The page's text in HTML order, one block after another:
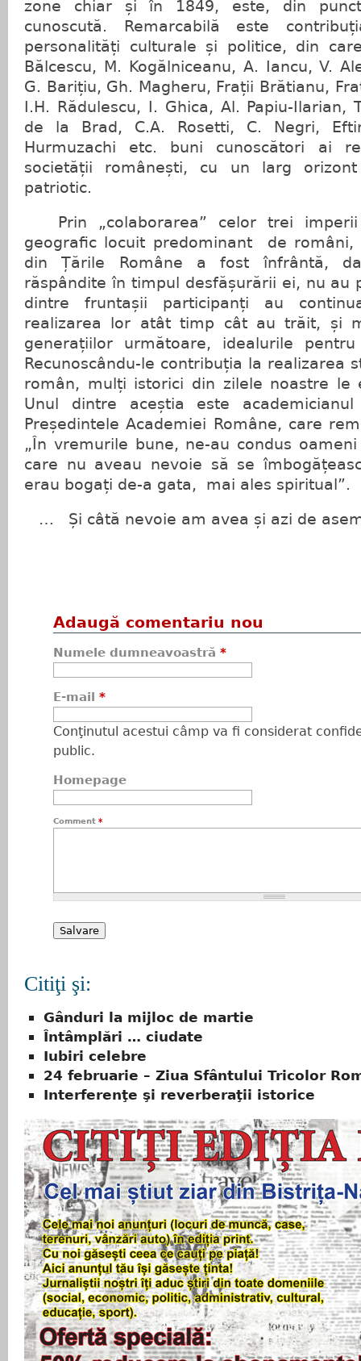
zone chiar și în 1849, este, din
cunoscută. Remarcabilă este
personalități culturale și politice, din
Bălcescu, M. Kogălniceanu, A. Iancu, V.
G. Barițiu, Gh. Magheru, Frații Brătianu,
I.H. Rădulescu, I. Ghica, Al. Papiu-
de la Brad, C.A. Rosetti, C. Negri,
Hurmuzachi etc. buni cunoscători ai
societății românești, cu un larg
patriotic.
Prin „colaborarea” celor trei imperii
geografic locuit predominant de
din Țările Române a fost înfrântă,
răspândite în timpul desfășurării ei, nu au
dintre fruntașii participanți au
realizarea lor atât timp cât au trăit, și
generațiilor următoare, idealurile
Recunoscându-le contribuția la realizarea
român, mulți istorici din zilele noastre le
Unul dintre aceștia este
Președintele Academiei Române, care
„În vremurile bune, ne-au condus
care nu aveau nevoie să se
erau bogați de-a gata, mai ales spiritual”.
… Și câtă nevoie am avea și azi de
Adaugă comentariu nou
Numele dumneavoastră *
E-mail *
Conţinutul acestui câmp va fi considerat
public.
Homepage
Comment *
Citiţi şi:
Gânduri la mijloc de martie
Întâmplări … ciudate
Iubiri celebre
24 februarie – Ziua Sfântului Tricolor
Interferenţe şi reverberaţii istorice